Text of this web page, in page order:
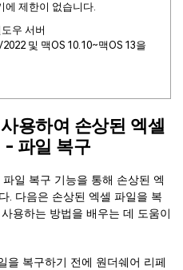
에 제한이 없습니다.
우 서버
및 맥OS 10.10~맥OS 13을
용하여 손상된 엑셀
- 파일 복구
일 복구 기능을 통해 손상된 엑
. 다음은 손상된 엑셀 파일을 복
용하는 방법을 배우는 데 도움이
을 복구하기 전에 원더쉐어 리페